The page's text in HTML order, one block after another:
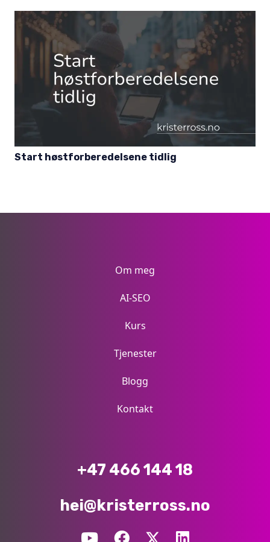
Start høstforberedelsene tidlig
Om meg
AI-SEO
Kurs
Tjenester
Blogg
Kontakt
+47 466 144 18
hei@kristerross.no